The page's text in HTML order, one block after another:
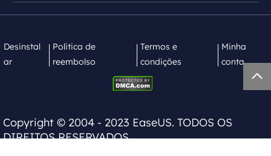
Desinstal
ar
Politica de
reembolso
Termos e
condições
Minha
conta
Copyright © 2004 - 2023 EaseUS. TODOS OS
DIREITOS RESERVADOS.
